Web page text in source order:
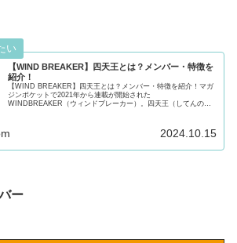
【WIND BREAKER】四天王とは？メンバー・特徴を
紹介！
【WIND BREAKER】四天王とは？メンバー・特徴を紹介！マガ
ジンポケットで2021年から連載が開始された
WINDBREAKER（ウィンドブレーカー）。四天王（してんの
2024.10.15
ー